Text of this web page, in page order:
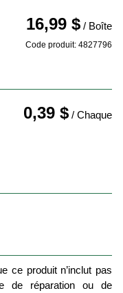
16,99 $ / Boîte
Code produit: 4827796
0,39 $ / Chaque
ce produit n’inclut pas
de réparation ou de